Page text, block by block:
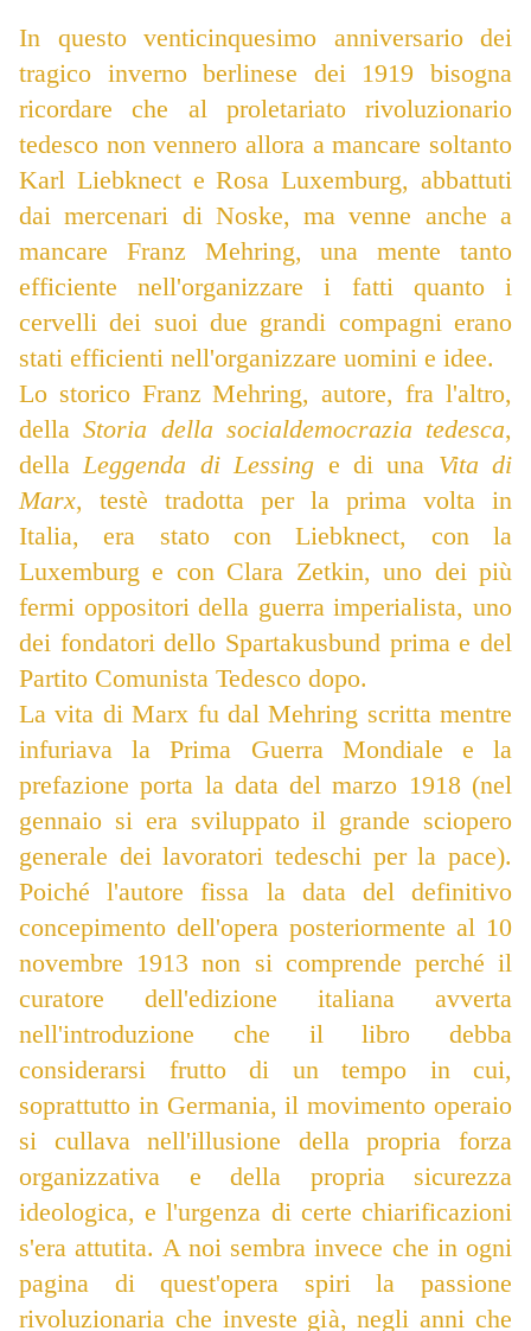
In questo venticinquesimo anniversario dei
tragico inverno berlinese dei 1919 bisogna
ricordare che al proletariato rivoluzionario
tedesco non vennero allora a mancare soltanto
Karl Liebknect e Rosa Luxemburg, abbattuti
dai mercenari di Noske, ma venne anche a
mancare Franz Mehring, una mente tanto
efficiente nell'organizzare i fatti quanto i
cervelli dei suoi due grandi compagni erano
stati efficienti nell'organizzare uomini e idee.
Lo storico Franz Mehring, autore, fra l'altro,
dellaStoria della socialdemocrazia tedesca,
dellaLeggenda di Lessing e di una Vita di
Marx, testè tradotta per la prima volta in
Italia, era stato con Liebknect, con la
Luxemburg e con Clara Zetkin, uno dei più
fermi oppositori della guerra imperialista, uno
dei fondatori dello Spartakusbund prima e del
Partito Comunista Tedesco dopo.
La vita di Marx fu dal Mehring scritta mentre
infuriava la Prima Guerra Mondiale e la
prefazione porta la data del marzo 1918 (nel
gennaio si era sviluppato il grande sciopero
generale dei lavoratori tedeschi per la pace).
Poiché l'autore fissa la data del definitivo
concepimento dell'opera posteriormente al 10
novembre 1913 non si comprende perché il
curatore dell'edizione italiana avverta
nell'introduzione che il libro debba
considerarsi frutto di un tempo in cui,
soprattutto in Germania, il movimento operaio
si cullava nell'illusione della propria forza
organizzativa e della propria sicurezza
ideologica, e l'urgenza di certe chiarificazioni
s'era attutita. A noi sembra invece che in ogni
pagina di quest'opera spiri la passione
rivoluzionaria che investe già, negli anni che